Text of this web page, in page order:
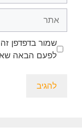
שמור בדפדפן
לפעם הבאה